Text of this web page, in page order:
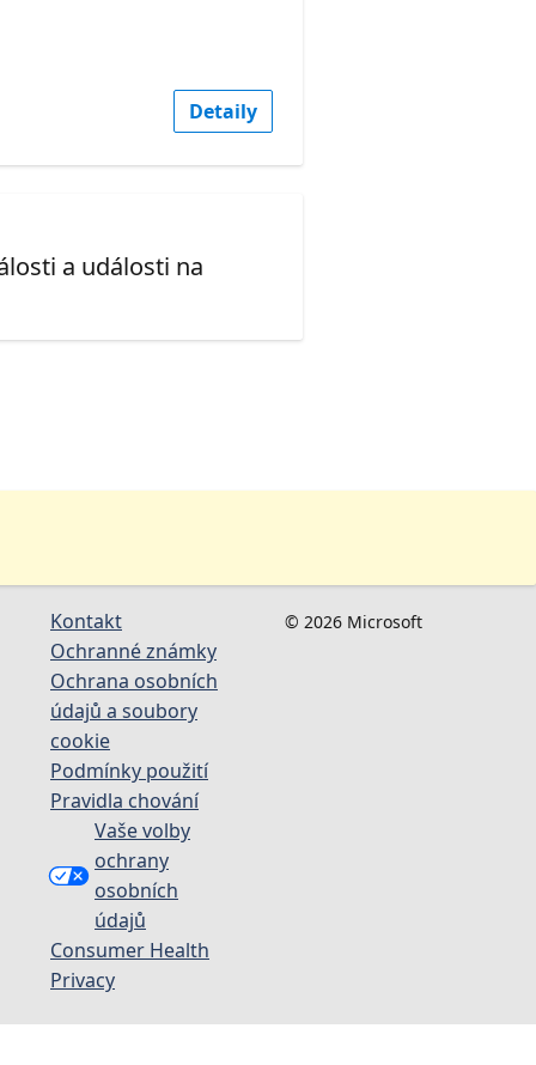
Detaily
a události na
Kontakt
Ochranné známky
Ochrana osobních
údajů a soubory
cookie
Podmínky použití
Pravidla chování
Vaše volby
ochrany
osobních
údajů
Consumer Health
Privacy
© 2026 Microsoft